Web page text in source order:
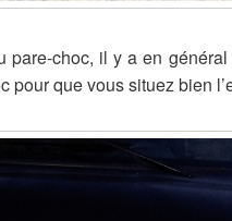
choc, il y a en
pour que vous situez bien